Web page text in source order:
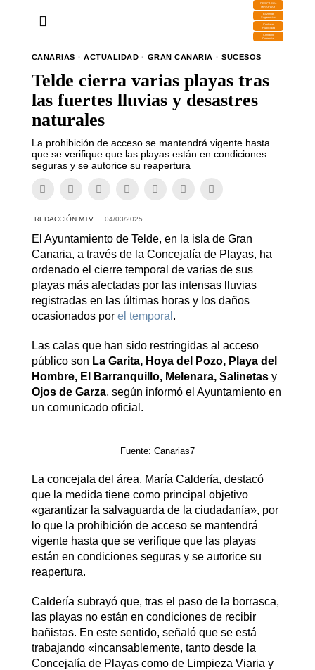
DESCARGA
MIRAPLAY
Buzón de
Sugerencias
Contratar
Publicidad
Contacto
Comercial
CANARIAS · ACTUALIDAD · GRAN CANARIA · SUCESOS
Telde cierra varias playas tras
las fuertes lluvias y desastres
naturales
La prohibición de acceso se mantendrá vigente hasta
que se verifique que las playas están en condiciones
seguras y se autorice su reapertura
REDACCIÓN MTV 04/03/2025
El Ayuntamiento de Telde, en la isla de Gran
Canaria, a través de la Concejalía de Playas, ha
ordenado el cierre temporal de varias de sus
playas más afectadas por las intensas lluvias
registradas en las últimas horas y los daños
ocasionados por el temporal .
Las calas que han sido restringidas al acceso
público son La Garita, Hoya del Pozo, Playa del
Hombre, El Barranquillo, Melenara, Salinetas y
Ojos de Garza, según informó el Ayuntamiento en
un comunicado oficial.
Fuente: Canarias7
La concejala del área, María Caldería, destacó
que la medida tiene como principal objetivo
«garantizar la salvaguarda de la ciudadanía», por
lo que la prohibición de acceso se mantendrá
vigente hasta que se verifique que las playas
están en condiciones seguras y se autorice su
reapertura.
Caldería subrayó que, tras el paso de la borrasca,
las playas no están en condiciones de recibir
bañistas. En este sentido, señaló que se está
trabajando «incansablemente, tanto desde la
Concejalía de Playas como de Limpieza Viaria y